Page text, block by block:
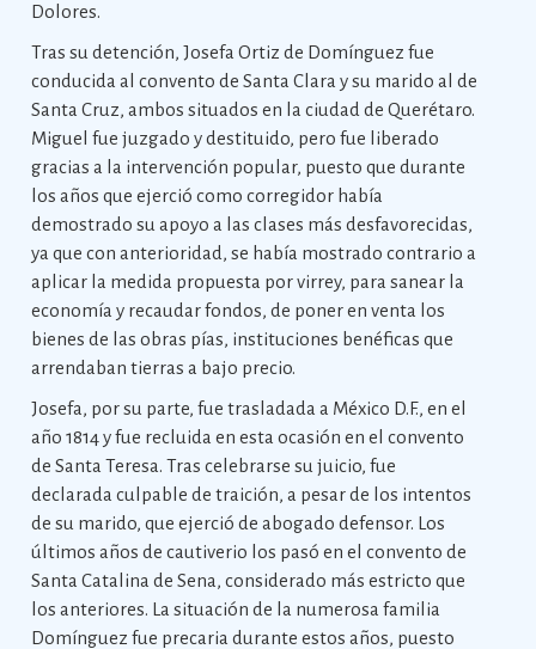
Dolores.
Tras su detención, Josefa Ortiz de Domínguez fue
conducida al convento de Santa Clara y su marido al de
Santa Cruz, ambos situados en la ciudad de Querétaro.
Miguel fue juzgado y destituido, pero fue liberado
gracias a la intervención popular, puesto que durante
los años que ejerció como corregidor había
demostrado su apoyo a las clases más desfavorecidas,
ya que con anterioridad, se había mostrado contrario a
aplicar la medida propuesta por virrey, para sanear la
economía y recaudar fondos, de poner en venta los
bienes de las obras pías, instituciones benéficas que
arrendaban tierras a bajo precio.
Josefa, por su parte, fue trasladada a México D.F., en el
año 1814 y fue recluida en esta ocasión en el convento
de Santa Teresa. Tras celebrarse su juicio, fue
declarada culpable de traición, a pesar de los intentos
de su marido, que ejerció de abogado defensor. Los
últimos años de cautiverio los pasó en el convento de
Santa Catalina de Sena, considerado más estricto que
los anteriores. La situación de la numerosa familia
Domínguez fue precaria durante estos años, puesto